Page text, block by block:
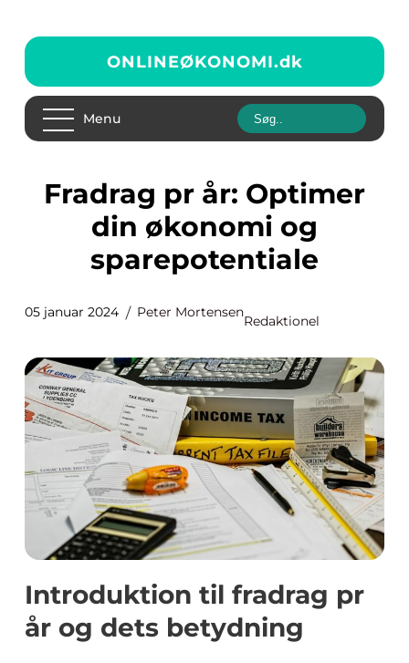
ONLINEØKONOMI.dk
Menu
Fradrag pr år: Optimer
din økonomi og
sparepotentiale
05 januar 2024 Peter Mortensen
Redaktionel
Introduktion til fradrag pr
år og dets betydning